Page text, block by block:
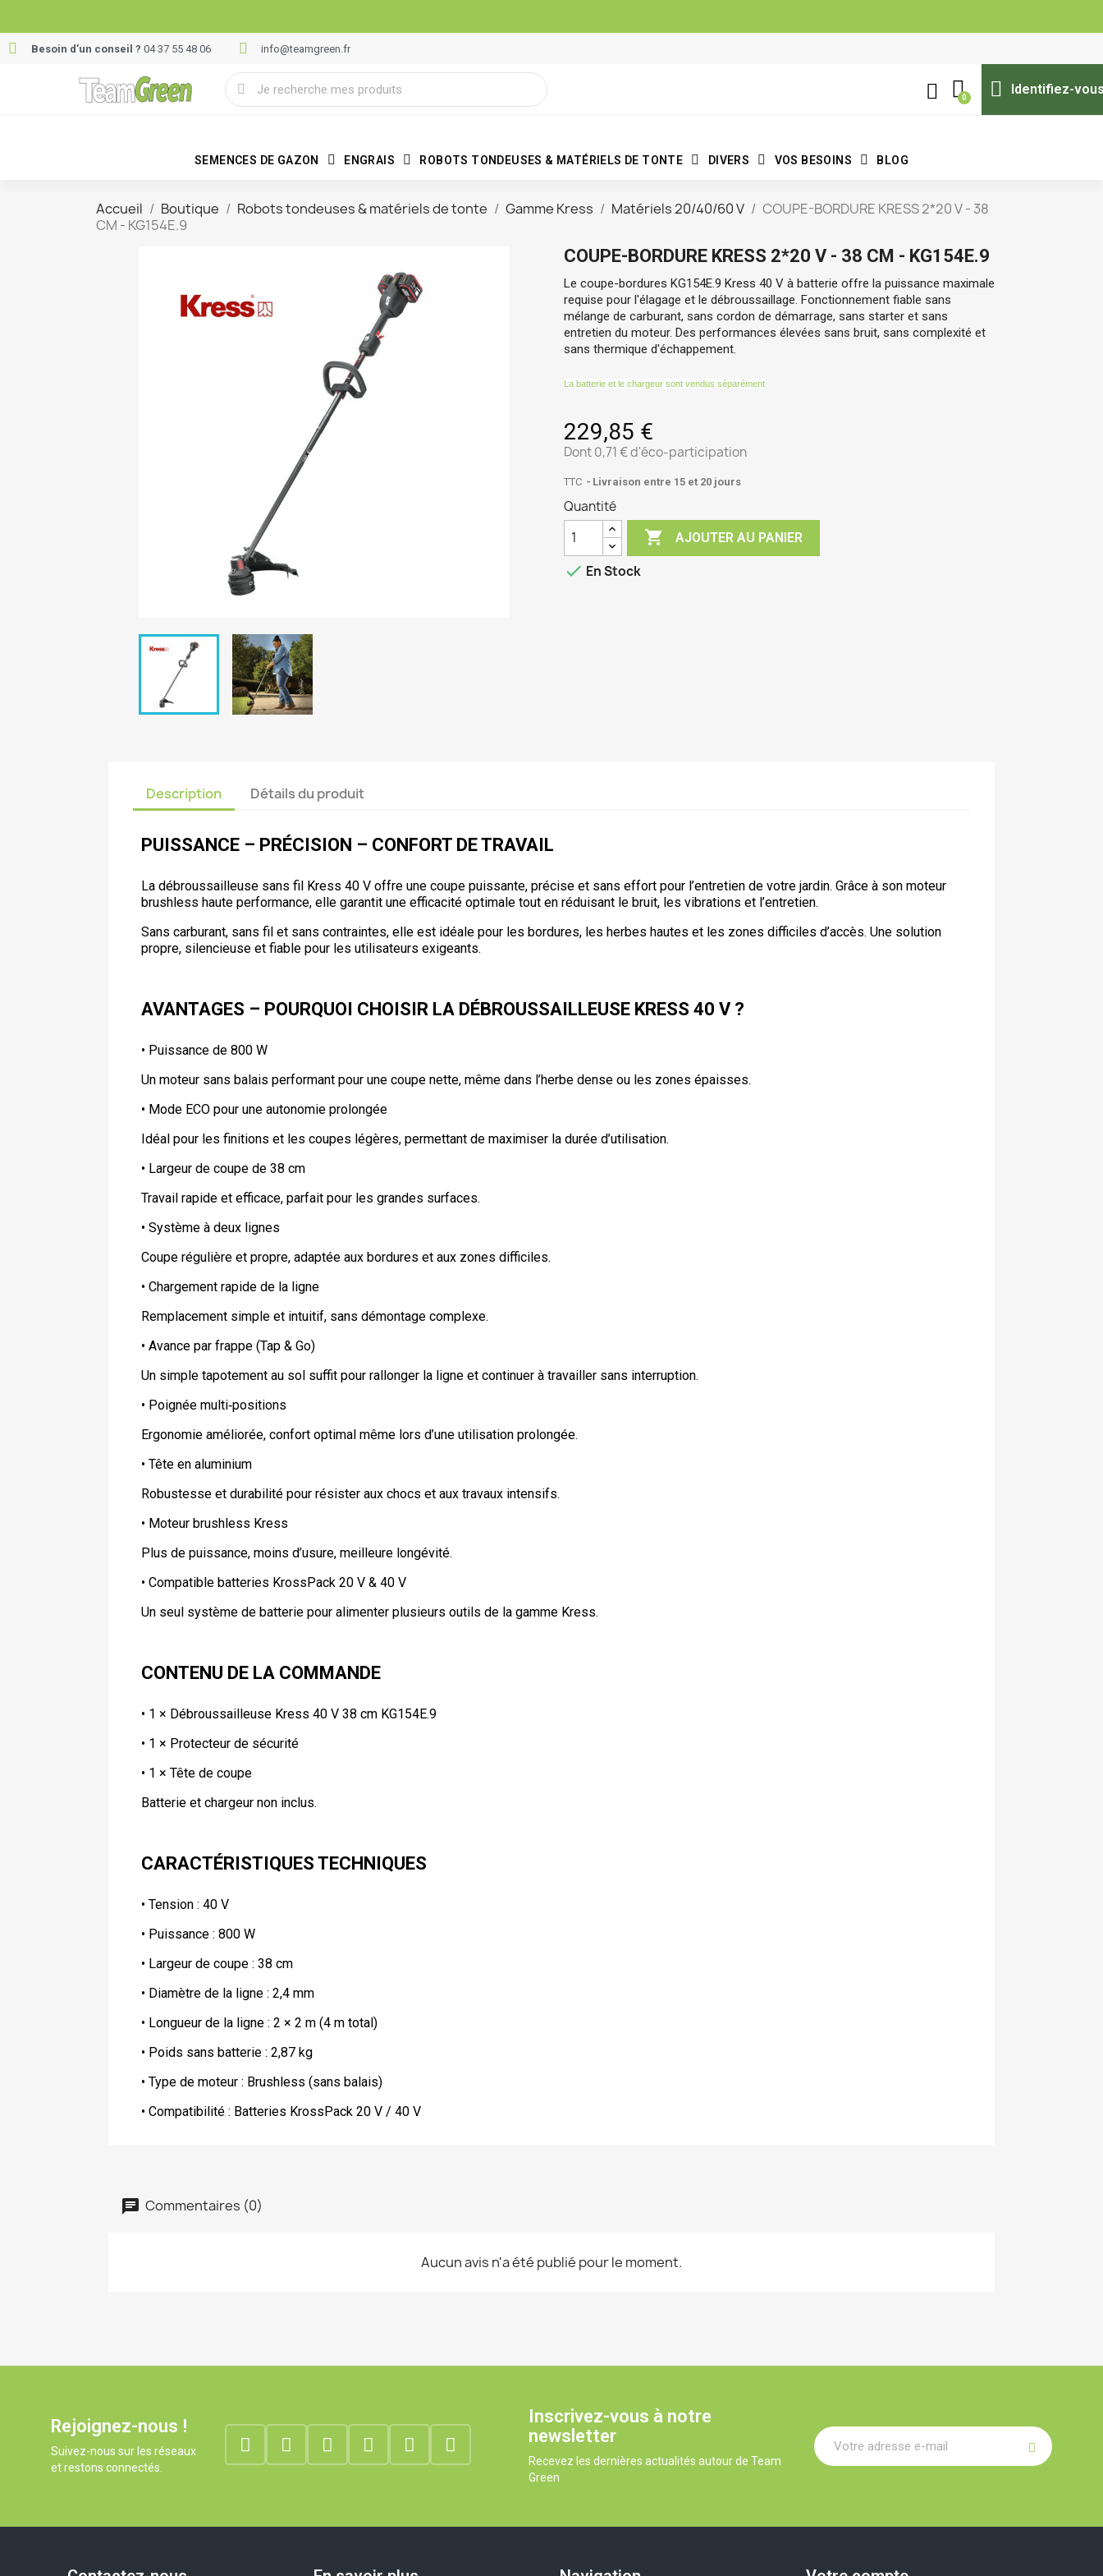
Besoin d’un conseil ? 04 37 55 48 06 info@teamgreen.fr
Identifiez-
SEMENCES DE GAZON ENGRAIS ROBOTS TONDEUSES & MATÉRIELS DE TONTE DIVERS VOS BESOINS BLOG
Accueil Boutique Robots tondeuses & matériels de tonte Gamme Kress Matériels 20/40/60 V
COUPE-BORDURE KRESS 2*20 V - 38
CM - KG154E.9
COUPE-BORDURE KRESS 2*20 V - 38 CM - KG154E.9
Le coupe-bordures KG154E.9 Kress 40 V à batterie offre la puissance maximale
requise pour l'élagage et le débroussaillage. Fonctionnement fiable sans
mélange de carburant, sans cordon de démarrage, sans starter et sans
entretien du moteur. Des performances élevées sans bruit, sans complexité et
sans thermique d'échappement.
La batterie et le chargeur sont vendus séparément
229,85 €
Dont 0,71 € d'éco-participation
TTC Livraison entre 15 et 20 jours
Quantité
 AJOUTER AU PANIER
 En Stock
Description Détails du produit
PUISSANCE – PRÉCISION – CONFORT DE TRAVAIL
La débroussailleuse sans fil Kress 40 V offre une coupe puissante, précise et sans effort pour l’entretien de votre jardin. Grâce à son moteur
brushless haute performance, elle garantit une efficacité optimale tout en réduisant le bruit, les vibrations et l’entretien.
Sans carburant, sans fil et sans contraintes, elle est idéale pour les bordures, les herbes hautes et les zones difficiles d’accès. Une solution
propre, silencieuse et fiable pour les utilisateurs exigeants.
AVANTAGES – POURQUOI CHOISIR LA DÉBROUSSAILLEUSE KRESS 40 V ?
• Puissance de 800 W
Un moteur sans balais performant pour une coupe nette, même dans l’herbe dense ou les zones épaisses.
• Mode ECO pour une autonomie prolongée
Idéal pour les finitions et les coupes légères, permettant de maximiser la durée d’utilisation.
• Largeur de coupe de 38 cm
Travail rapide et efficace, parfait pour les grandes surfaces.
• Système à deux lignes
Coupe régulière et propre, adaptée aux bordures et aux zones difficiles.
• Chargement rapide de la ligne
Remplacement simple et intuitif, sans démontage complexe.
• Avance par frappe (Tap & Go)
Un simple tapotement au sol suffit pour rallonger la ligne et continuer à travailler sans interruption.
• Poignée multi‑positions
Ergonomie améliorée, confort optimal même lors d’une utilisation prolongée.
• Tête en aluminium
Robustesse et durabilité pour résister aux chocs et aux travaux intensifs.
• Moteur brushless Kress
Plus de puissance, moins d’usure, meilleure longévité.
• Compatible batteries KrossPack 20 V & 40 V
Un seul système de batterie pour alimenter plusieurs outils de la gamme Kress.
CONTENU DE LA COMMANDE
• 1 × Débroussailleuse Kress 40 V 38 cm KG154E.9
• 1 × Protecteur de sécurité
• 1 × Tête de coupe
Batterie et chargeur non inclus.
CARACTÉRISTIQUES TECHNIQUES
• Tension : 40 V
• Puissance : 800 W
• Largeur de coupe : 38 cm
• Diamètre de la ligne : 2,4 mm
• Longueur de la ligne : 2 × 2 m (4 m total)
• Poids sans batterie : 2,87 kg
• Type de moteur : Brushless (sans balais)
• Compatibilité : Batteries KrossPack 20 V / 40 V
Commentaires (0)
Aucun avis n'a été publié pour le moment.
Rejoignez-nous !
Suivez-nous sur les réseaux
et restons connectés.
Inscrivez-vous à notre
newsletter
Recevez les dernières actualités autour de Team
Green